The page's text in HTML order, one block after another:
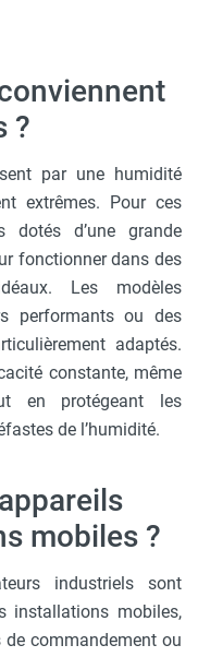
?
par une humidité
extrêmes. Pour ces
dotés d’une grande
fonctionner dans des
Les modèles
performants ou des
adaptés.
constante, même
en protégeant les
de l’humidité.
mobiles ?
industriels sont
installations mobiles,
commandement ou